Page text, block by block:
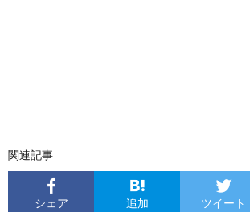
関連記事
シェア 追加 ツイート